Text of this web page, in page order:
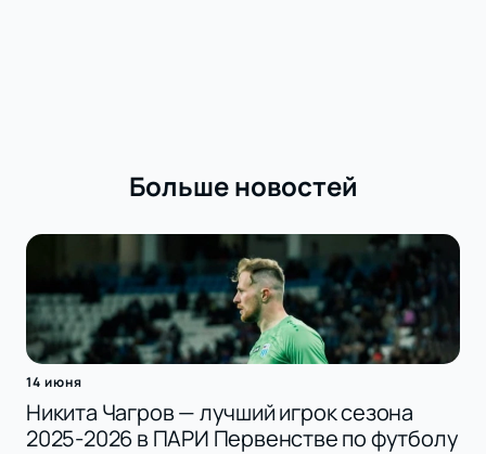
Больше новостей
14 июня
Никита Чагров — лучший игрок сезона
2025-2026 в ПАРИ Первенстве по футболу